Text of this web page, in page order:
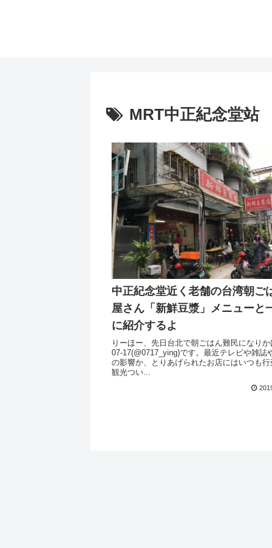
MRT中正紀念堂站
中正紀念堂近く老舗の台湾朝ご
屋さん「新鮮豆漿」メニューと
に紹介するよ
りーほー、先日台北で朝ごはん難民になりか
07-17(@0717_ying)です。最近テレビや雑誌
の影響か、とりあげられたお店にはいつも行
観光つい...